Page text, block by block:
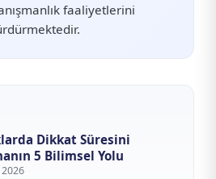
faaliyetlerini
Dikkat Süresini
5 Bilimsel Yolu